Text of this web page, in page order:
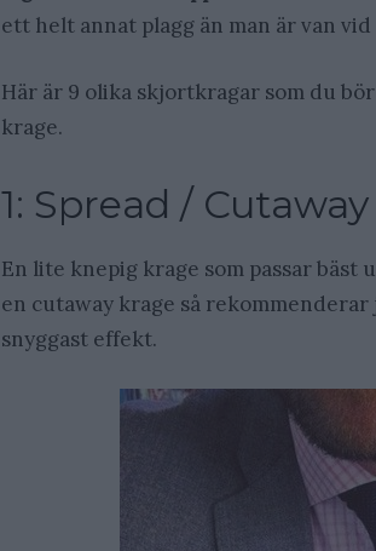
ett helt annat plagg än man är van vid
Här är 9 olika skjortkragar som du
krage.
1: Spread /
En lite knepig krage som passar bäst
en cutaway krage så
snyggast effekt.